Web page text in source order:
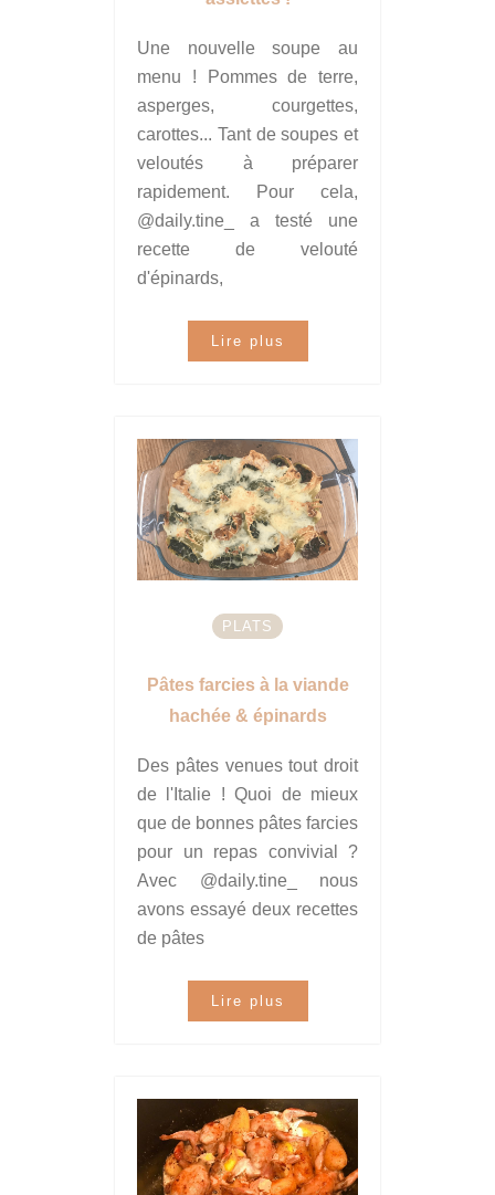
Une nouvelle soupe au
menu ! Pommes de terre,
asperges, courgettes,
carottes... Tant de soupes et
veloutés à préparer
rapidement. Pour cela,
@daily.tine_ a testé une
recette de velouté
d'épinards,
Lire plus
PLATS
Pâtes farcies à la viande
hachée & épinards
Des pâtes venues tout droit
de l'Italie ! Quoi de mieux
que de bonnes pâtes farcies
pour un repas convivial ?
Avec @daily.tine_ nous
avons essayé deux recettes
de pâtes
Lire plus